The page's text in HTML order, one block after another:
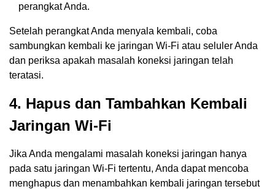
perangkat Anda.
Setelah perangkat Anda menyala kembali, coba
sambungkan kembali ke jaringan Wi-Fi atau seluler Anda
dan periksa apakah masalah koneksi jaringan telah
teratasi.
4. Hapus dan Tambahkan Kembali
Jaringan Wi-Fi
Jika Anda mengalami masalah koneksi jaringan hanya
pada satu jaringan Wi-Fi tertentu, Anda dapat mencoba
menghapus dan menambahkan kembali jaringan tersebut